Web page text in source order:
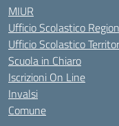
MIUR
Ufficio Scolastico
Ufficio Scolastico
Scuola in Chiaro
Iscrizioni On Line
Invalsi
Comune